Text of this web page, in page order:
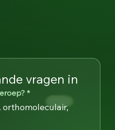
vragen in
*
orthomoleculair,